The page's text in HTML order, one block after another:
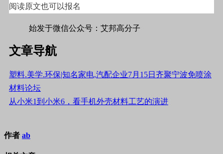
阅读原文也可以报名
始发于微信公众号：艾邦高分子
文章导航
塑料.美学.环保|知名家电,汽配企业7月15日齐聚宁波免喷涂
材料论坛
从小米1到小米6，看手机外壳材料工艺的演进
作者 ab